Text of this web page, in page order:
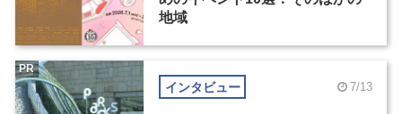
地域
インタビュー 7/13
PR